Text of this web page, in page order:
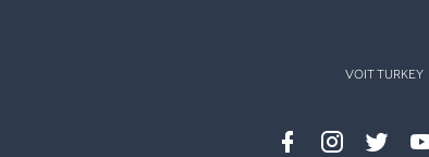
VOIT TURKEY